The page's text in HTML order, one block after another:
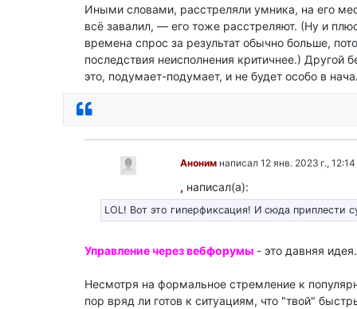
Иными словами, расстреляли умника, на его
всё завалил, — его тоже расстреляют. (Ну и
времена спрос за результат обычно больше,
последствия неисполнения критичнее.) Другой
это, подумает-подумает, и не будет особо в
Аноним написал 12 янв. 2023 г., 12:14
, написал(а):
LOL! Вот это гиперфиксация! И сюда приплести
Управление через вебфорумы - это давняя идея.
Несмотря на формальное стремление к
пор вряд ли готов к ситуациям, что "твой"